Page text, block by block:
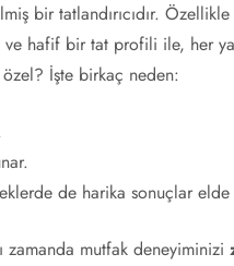
bir tatlandırıcıdır.
hafif bir tat profili ile, her
İşte birkaç neden:
de harika sonuçlar
zamanda mutfak deneyiminizi